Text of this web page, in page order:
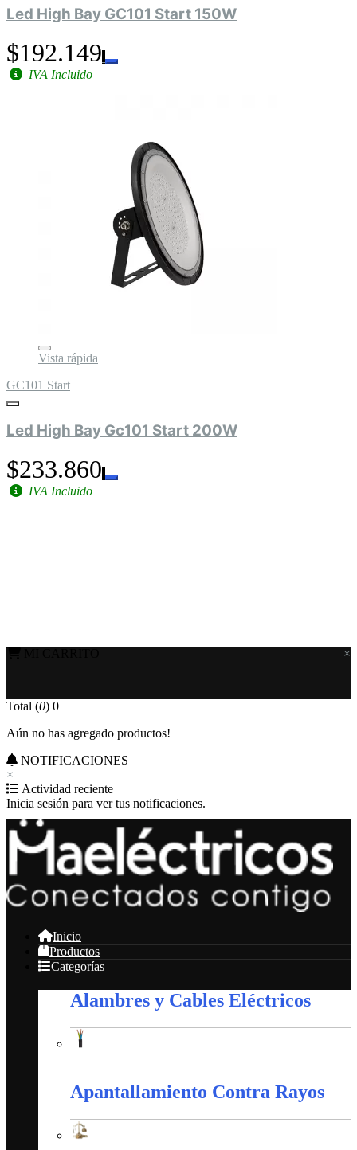
Led High Bay GC101 Start 150W
$192.149
IVA Incluido
Vista rápida
GC101 Start
Led High Bay Gc101 Start 200W
$233.860
IVA Incluido
×
Total (0) 0
Aún no has agregado productos!
NOTIFICACIONES
×
Actividad reciente
Inicia sesión para ver tus notificaciones.
Inicio
Productos
Categorías
Alambres y Cables Eléctricos
Apantallamiento Contra Rayos